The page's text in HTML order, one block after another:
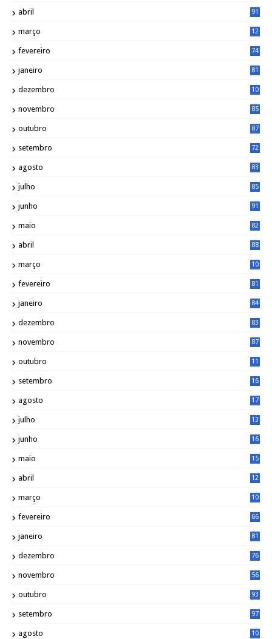
abril 91
março
12
fevereiro 74
janeiro 81
dezembro
10
novembro 85
outubro 87
setembro 72
agosto 83
julho 85
junho 91
maio 82
abril 88
março
10
fevereiro 81
janeiro 84
dezembro 83
novembro 87
outubro
11
setembro
16
agosto
17
julho
13
junho
16
maio
15
abril
12
março
10
fevereiro 66
janeiro 81
dezembro 76
novembro 56
outubro 93
setembro 97
agosto
10